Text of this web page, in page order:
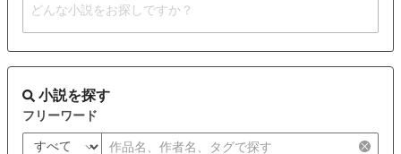
小説を探す
フリーワード